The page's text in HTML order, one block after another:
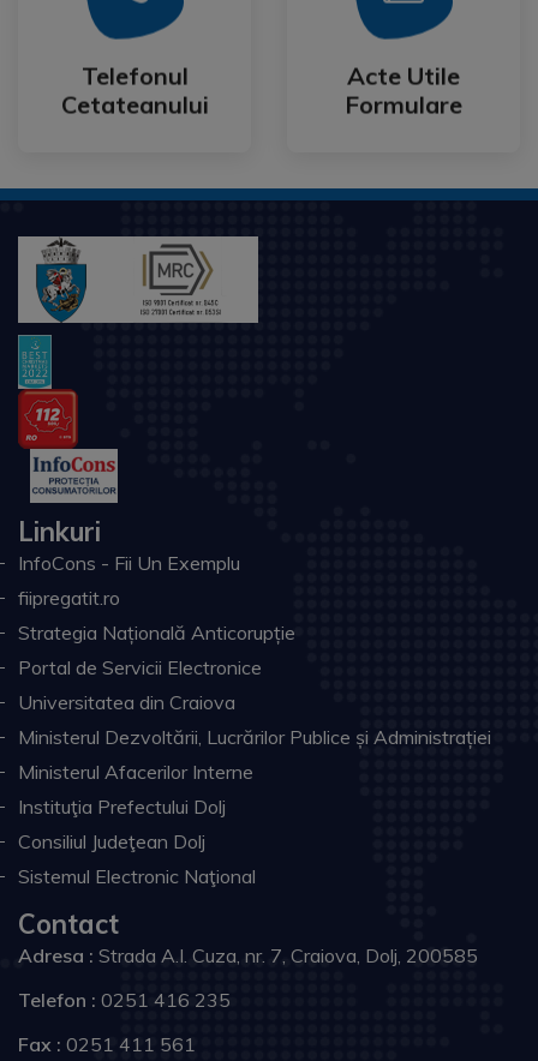
Telefonul
Cetateanului
Telefonul
Cetateanului
Acte Utile
Formulare
Acte Utile
Formulare
Linkuri
InfoCons - Fii Un Exemplu
fiipregatit.ro
Strategia Națională Anticorupție
Portal de Servicii Electronice
Universitatea din Craiova
Ministerul Dezvoltării, Lucrărilor Publice și Administrației
Ministerul Afacerilor Interne
Instituţia Prefectului Dolj
Consiliul Judeţean Dolj
Sistemul Electronic Naţional
Contact
Adresa : Strada A.I. Cuza, nr. 7, Craiova, Dolj, 200585
Telefon : 0251 416 235
Fax : 0251 411 561